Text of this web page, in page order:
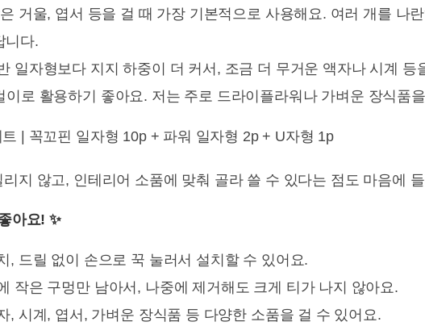
거울, 엽서 등을 걸 때 가장 기본적으로 사용해요. 여러 개를 나
니다.
일자형보다 지지 하중이 더 커서, 조금 더 무거운 액자나 시계 등
이로 활용하기 좋아요. 저는 주로 드라이플라워나 가벼운 장식품
지 않고, 인테리어 소품에 맞춰 골라 쓸 수 있다는 점도 마음에
아요! ✨
, 드릴 없이 손으로 꾹 눌러서 설치할 수 있어요.
작은 구멍만 남아서, 나중에 제거해도 크게 티가 나지 않아요.
, 시계, 엽서, 가벼운 장식품 등 다양한 소품을 걸 수 있어요.